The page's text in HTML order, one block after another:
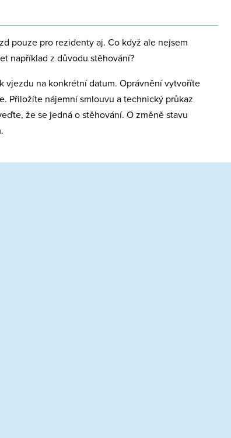
pouze pro rezidenty aj. Co když ale nejsem
například z důvodu stěhování?
vjezdu na konkrétní datum. Oprávnění vytvoříte
Přiložíte nájemní smlouvu a technický průkaz
že se jedná o stěhování. O změně stavu